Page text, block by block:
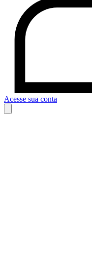
Acesse sua conta